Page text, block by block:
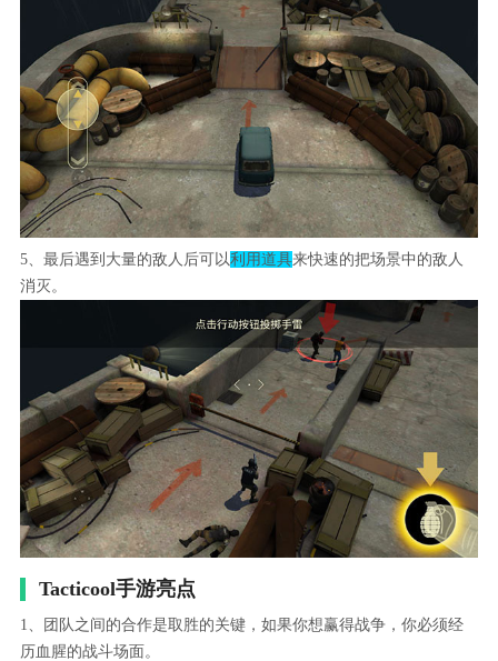
5、最后遇到大量的敌人后可以利用道具来快速的把场景中的敌人
消灭。
Tacticool手游亮点
1、团队之间的合作是取胜的关键，如果你想赢得战争，你必须经
历血腥的战斗场面。